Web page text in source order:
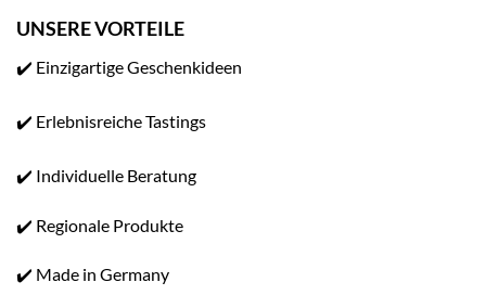
UNSERE VORTEILE
✔️ Einzigartige Geschenkideen
✔️ Erlebnisreiche Tastings
✔️ Individuelle Beratung
✔️ Regionale Produkte
✔️ Made in Germany